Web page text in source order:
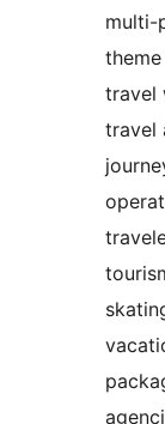
multi-
travel
travel